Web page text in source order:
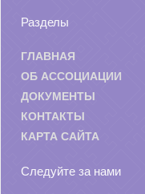
Разделы
ГЛАВНАЯ
ОБ АССОЦИАЦИИ
ДОКУМЕНТЫ
КОНТАКТЫ
КАРТА САЙТА
Следуйте за нами